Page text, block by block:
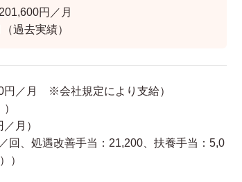
円／月
過去実績）
／月 ※会社規定により支給）
月）
回、処遇改善手当：21,200、扶養手当：5,0
）